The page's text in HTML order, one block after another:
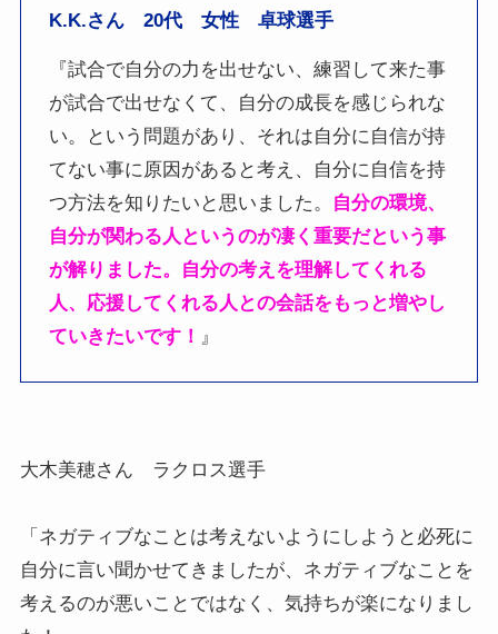
K.K.さん 20代 女性 卓球選手
『試合で自分の力を出せない、練習して来た事
が試合で出せなくて、自分の成長を感じられな
い。という問題があり、それは自分に自信が持
てない事に原因があると考え、自分に自信を持
つ方法を知りたいと思いました。 自分の環境、
自分が関わる人というのが凄く重要だという事
が解りました。自分の考えを理解してくれる
人、応援してくれる人との会話をもっと増やし
ていきたいです！ 』
大木美穂さん ラクロス選手
「ネガティブなことは考えないようにしようと必死に
自分に言い聞かせてきましたが、ネガティブなことを
考えるのが悪いことではなく、気持ちが楽になりまし